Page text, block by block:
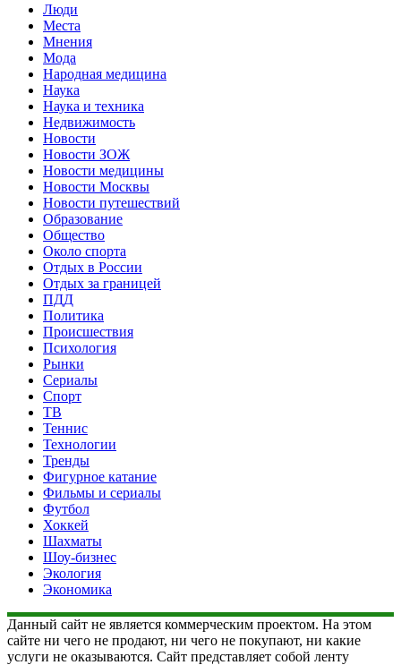
Люди
Места
Мнения
Мода
Народная медицина
Наука
Наука и техника
Недвижимость
Новости
Новости ЗОЖ
Новости медицины
Новости Москвы
Новости путешествий
Образование
Общество
Около спорта
Отдых в России
Отдых за границей
ПДД
Политика
Происшествия
Психология
Рынки
Сериалы
Спорт
ТВ
Теннис
Технологии
Тренды
Фигурное катание
Фильмы и сериалы
Футбол
Хоккей
Шахматы
Шоу-бизнес
Экология
Экономика
Данный сайт не является коммерческим проектом. На этом
сайте ни чего не продают, ни чего не покупают, ни какие
услуги не оказываются. Сайт представляет собой ленту